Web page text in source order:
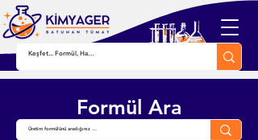
Formül Ara